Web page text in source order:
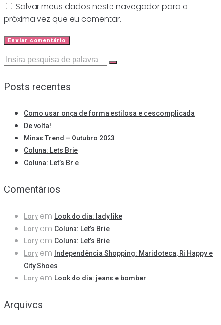
Salvar meus dados neste navegador para a
próxima vez que eu comentar.
Procurar:
Posts recentes
Como usar onça de forma estilosa e descomplicada
De volta!
Minas Trend – Outubro 2023
Coluna: Lets Brie
Coluna: Let’s Brie
Comentários
Lory em Look do dia: lady like
Lory em Coluna: Let’s Brie
Lory em Coluna: Let’s Brie
Lory em
Independência Shopping: Maridoteca, Ri Happy e
City Shoes
Lory em Look do dia: jeans e bomber
Arquivos